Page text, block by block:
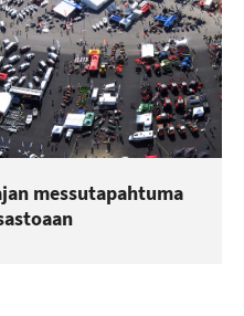
messutapahtuma